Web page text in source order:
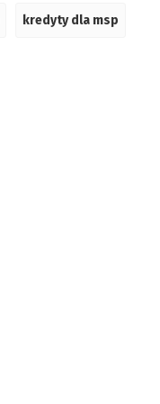
kredyty dla msp